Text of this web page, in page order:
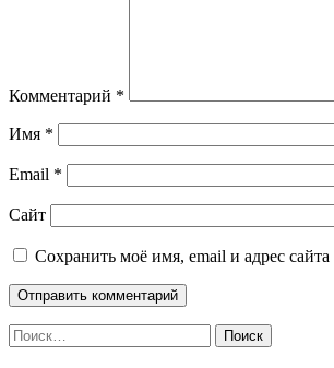
Комментарий *
Имя *
Email *
Сайт
Сохранить моё имя, email и адрес
Найти: